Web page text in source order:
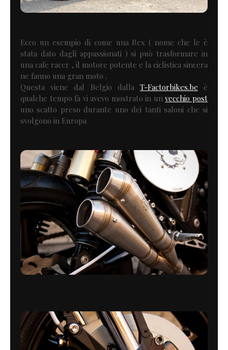
Ecco un esempio di come una Rex ( nome che le è
stata dato dagli appassionati ) si può trasformare in
una cafe racer , il motore potente e la ciclistica sincera
ne fanno una gran moto .
Questa viene dal Belgio dalla T-Factorbikes.be è
qualche tempo fà vi avevo mostrato in unvecchio post
uno scatto preso durante uno dei tanti saloni che si
svolgono in Europa